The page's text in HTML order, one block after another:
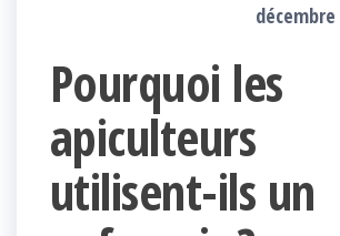
décembre
Pourquoi les
apiculteurs
utilisent-ils un